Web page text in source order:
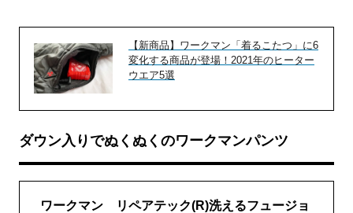
【新商品】ワークマン「着るこたつ」に6
変化する商品が登場！2021年のヒーター
ウエア5選
ダウン入りでぬくぬくのワークマンパンツ
ワークマン リペアテック(R)洗えるフュージョ